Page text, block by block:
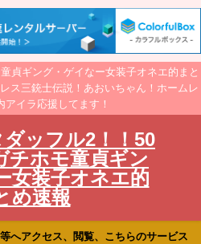
貞ギング・ゲイなー女装子オネエ的まと
ス三銃士伝説！あおいちゃん！ホームレ
アイラ応援してます！
ッフル2！！50
チホモ童貞ギン
女装子オネエ的
め速報
へアクセス、閲覧、こちらのサービス